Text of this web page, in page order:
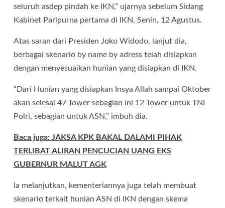
seluruh asdep pindah ke IKN,” ujarnya sebelum Sidang
Kabinet Paripurna pertama di IKN, Senin, 12 Agustus.
Atas saran dari Presiden Joko Widodo, lanjut dia,
berbagai skenario by name by adress telah disiapkan
dengan menyesuaikan hunian yang disiapkan di IKN.
“Dari Hunian yang disiapkan Insya Allah sampai Oktober
akan selesai 47 Tower sebagian ini 12 Tower untuk TNI
Polri, sebagian untuk ASN,” imbuh dia.
Baca juga: JAKSA KPK BAKAL DALAMI PIHAK
TERLIBAT ALIRAN PENCUCIAN UANG EKS
GUBERNUR MALUT AGK
Ia melanjutkan, kementeriannya juga telah membuat
skenario terkait hunian ASN di IKN dengan skema